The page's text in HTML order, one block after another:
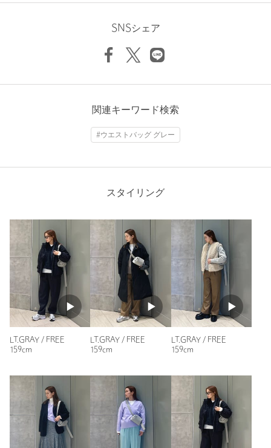
【注意事項】
お買上日を証明する書類として合わせて保管してください。
※淡色の革はデニムなどの生地から色移りする可能性があるた
場合は、使用前に必ずご確認ください。
り、実際の色味と異なって見える場合がございます。あらかじめ
で下記の品名/品番をお申し付けください。
商品詳細
注文キャンセル 対象商品
返品 対象商品 返品等について
裾上げ 対象外商品 裾上げについて
タイプ WOMEN
サイズ
商品番号 4032-3-000002
SNSシェア
関連キーワード検索
#ウエストバッグ グレー
スタイリング
LT.GRAY / FREE
159cm
LT.GRAY / FREE
159cm
LT.GRAY / FREE
159cm